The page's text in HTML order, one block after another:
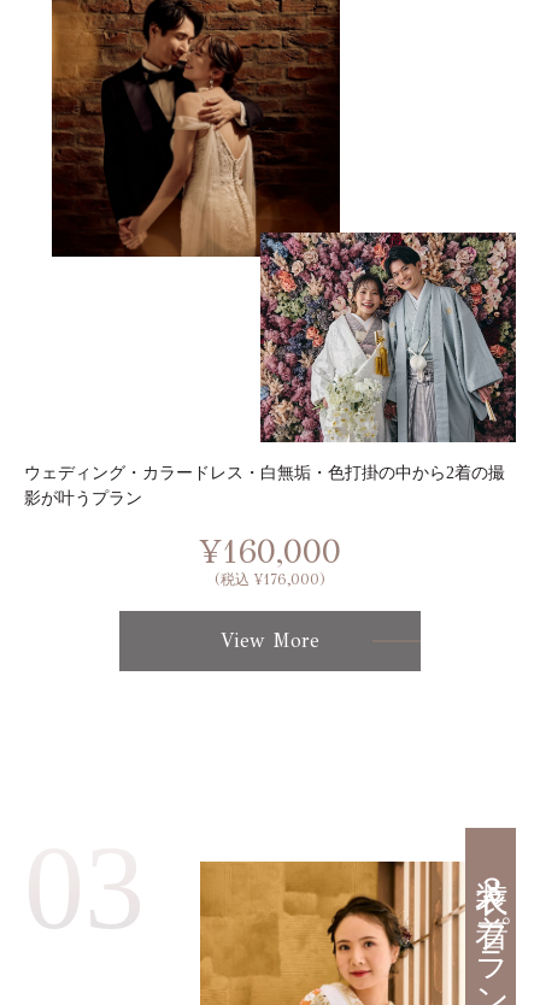
ウェディング・カラードレス・白無垢・色打掛の中から2着の撮
影が叶うプラン
¥160,000
(税込 ¥176,000)
View More
03 衣装３着プラン